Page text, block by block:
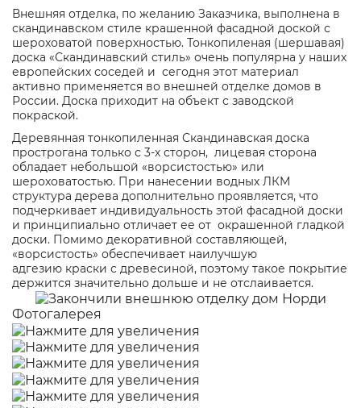
Внешняя отделка, по желанию Заказчика, выполнена в
скандинавском стиле крашенной фасадной доской с
шероховатой поверхностью. Тонкопиленая (шершавая)
доска «Скандинавский стиль» очень популярна у наших
европейских соседей и сегодня этот материал
активно применяется во внешней отделке домов в
России. Доска приходит на объект с заводской
покраской.
Деревянная тонкопиленная Скандинавская доска
прострогана только с 3-х сторон, лицевая сторона
обладает небольшой «ворсистостью» или
шероховатостью. При нанесении водных ЛКМ
структура дерева дополнительно проявляется, что
подчеркивает индивидуальность этой фасадной доски
и принципиально отличает ее от окрашенной гладкой
доски. Помимо декоративной составляющей,
«ворсистость» обеспечивает наилучшую
адгезию краски с древесиной, поэтому такое покрытие
держится значительно дольше и не отслаивается.
Фотогалерея